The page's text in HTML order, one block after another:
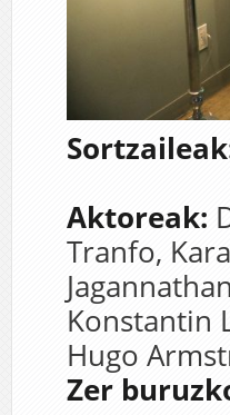
Aktoreak:
Tranfo,
Konstantin
Hugo
Zer